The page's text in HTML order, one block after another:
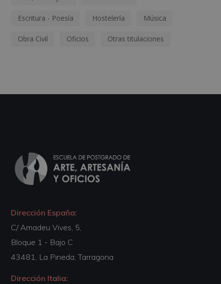
Escritura - Poesía Hostelería Música
Obra Civil Oficios Otras titulaciones
Dirección España:
C/ Amadeu Vives, 5,
Bloque 1 - Bajo C
43481, La Pineda, Tarragona
Dirección Italia: